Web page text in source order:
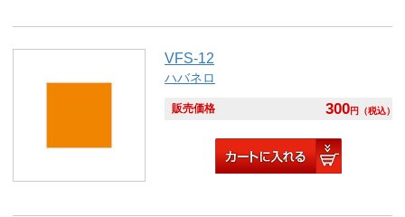
VFS-12
ハバネロ
販売価格 300円 （税込）